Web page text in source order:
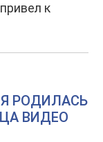
к
РОДИЛАСЬ
ВИДЕО